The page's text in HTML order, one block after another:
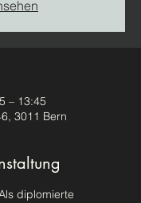
– 13:45
3011 Bern
diplomierte